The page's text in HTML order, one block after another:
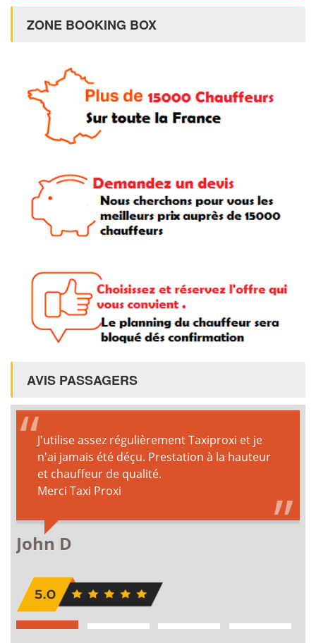
ZONE BOOKING BOX
AVIS PASSAGERS